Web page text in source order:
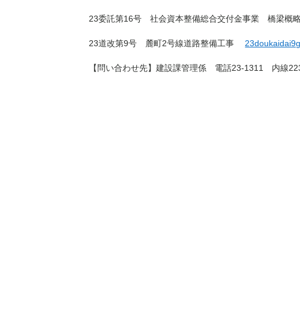
23委託第16号 社会資本整備総合交付金事業 橋梁概
23道改第9号 麓町2号線道路整備工事
【問い合わせ先】建設課管理係 電話23-1311 内線